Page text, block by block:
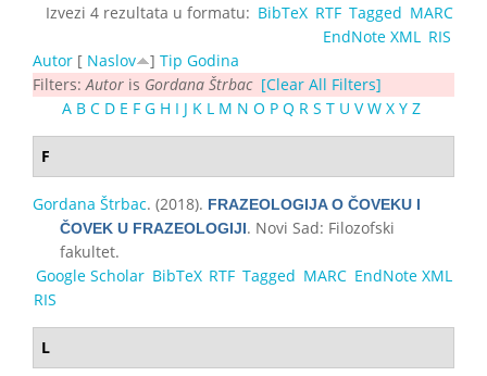
Izvezi 4 rezultata u formatu: BibTeX RTF Tagged MARC
EndNote XML
RIS
Autor [ Naslov ] Tip Godina
Filters: Autor is Gordana Štrbac [Clear All Filters]
A B C D E F G H I J K L M N O P Q R S T U V W X Y Z
F
Gordana Štrbac. (2018). FRAZEOLOGIJA O ČOVEKU I
ČOVEK U FRAZEOLOGIJI. Novi Sad: Filozofski
fakultet.
Google Scholar BibTeX RTF Tagged MARC EndNote XML
RIS
L